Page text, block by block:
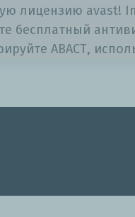
лицензию avast!
бесплатный
АВАСТ,